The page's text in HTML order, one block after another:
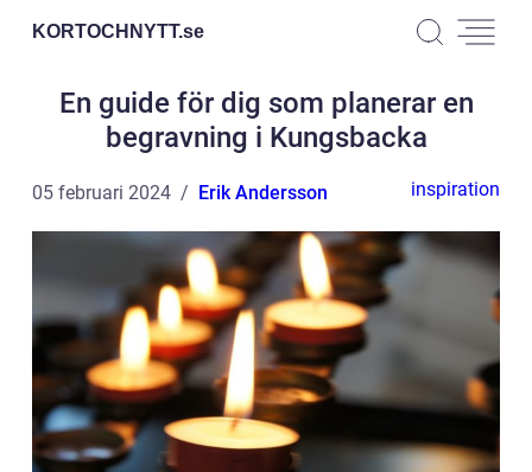
KORTOCHNYTT.se
En guide för dig som planerar en
begravning i Kungsbacka
05 februari 2024 Erik Andersson inspiration